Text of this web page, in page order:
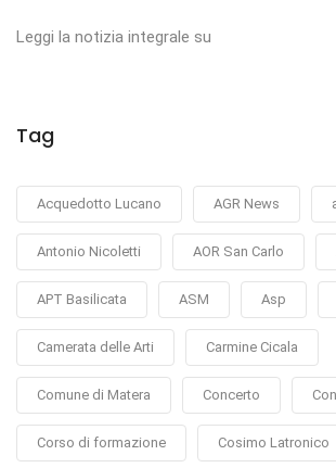
Leggi la notizia integrale su
Tag
Acquedotto Lucano AGR News
Antonio Nicoletti AOR San Carlo
APT Basilicata ASM Asp
Camerata delle Arti Carmine Cicala
Comune di Matera Concerto
Corso di formazione Cosimo Latronico